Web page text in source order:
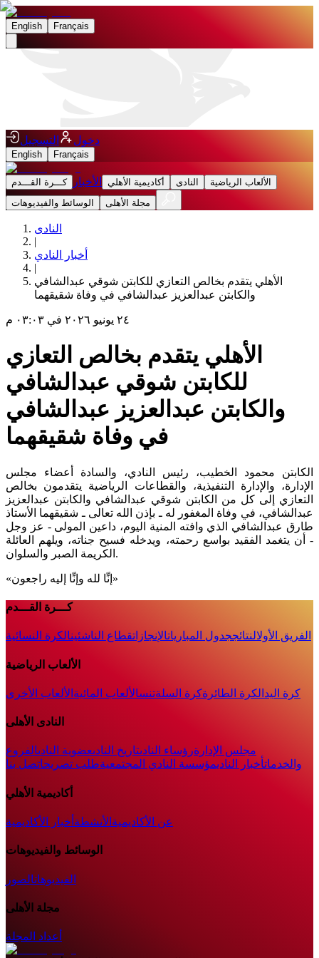
English Français
دخول التسجيل
English Français
كـــرة القـــدم الأخبار أكاديمية الأهلي النادى
الألعاب الرياضية
الوسائط والفيديوهات
مجلة الأهلى
النادى
|
أخبار النادي
|
الأهلي يتقدم بخالص التعازي للكابتن شوقي عبدالشافي
والكابتن عبدالعزيز عبدالشافي في وفاة شقيقهما
٢٤ يونيو ٢٠٢٦ في ٠٣:٠٣ م
الأهلي يتقدم بخالص التعازي
للكابتن شوقي عبدالشافي
والكابتن عبدالعزيز عبدالشافي
في وفاة شقيقهما
الكابتن محمود الخطيب، رئيس النادي، والسادة أعضاء مجلس
الإدارة، والإدارة التنفيذية، والقطاعات الرياضية يتقدمون بخالص
التعازي إلى كل من الكابتن شوقي عبدالشافي والكابتن عبدالعزيز
عبدالشافي، في وفاة المغفور له ـ بإذن الله تعالى ـ شقيقهما الأستاذ
طارق عبدالشافي الذي وافته المنية اليوم، داعين المولى - عز وجل
- أن يتغمد الفقيد بواسع رحمته، ويدخله فسيح جناته، ويلهم العائلة
الكريمة الصبر والسلوان.
«إنِّا لله وإنِّا إليه راجعون»
كـــرة القـــدم
الفريق الأولالنتائججدول المبارياتالإنجازاتقطاع الناشئينالكرة النسائية
الألعاب الرياضية
كرة اليد الكرة الطائرةكرة السلةتنسالألعاب المائية الألعاب الأخرى
النادى الأهلى
مجلس الإدارةرؤساء النادىتاريخ النادىعضوية النادىالفروع
والخدماتأخبار الناديمؤسسة النادي المجتمعيةطلب تصريحاتصل بنا
أكاديمية الأهلي
عن الأكاديمية الأنشطة أخبار الأكاديمية
الوسائط والفيديوهات
الفيديوهاتالصور
مجلة الأهلى
أعداد المجلة